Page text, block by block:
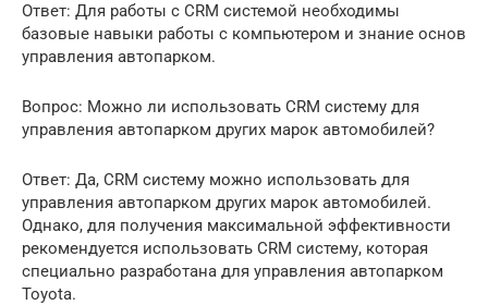
Ответ: Для работы с CRM системой необходимы
базовые навыки работы с компьютером и знание основ
управления автопарком.
Вопрос: Можно ли использовать CRM систему для
управления автопарком других марок автомобилей?
Ответ: Да, CRM систему можно использовать для
управления автопарком других марок автомобилей.
Однако, для получения максимальной эффективности
рекомендуется использовать CRM систему, которая
специально разработана для управления автопарком
Toyota.